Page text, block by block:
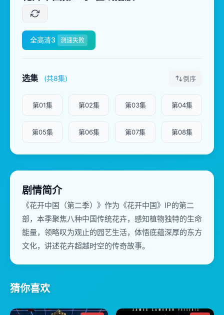
全高清3 测速失败
选集 (共8集) 倒序
第01集 第02集 第03集 第04集
第05集 第06集 第07集 第08集
剧情简介
《花开中国（第二季）》作为《花开中国》IP的第二
部，本季聚焦八种中国传统花卉，感知植物独特的生命
能量，领略叹为观止的园艺生活，体悟底蕴深厚的东方
文化，讲述花卉超越时空的传奇故事。
猜你喜欢